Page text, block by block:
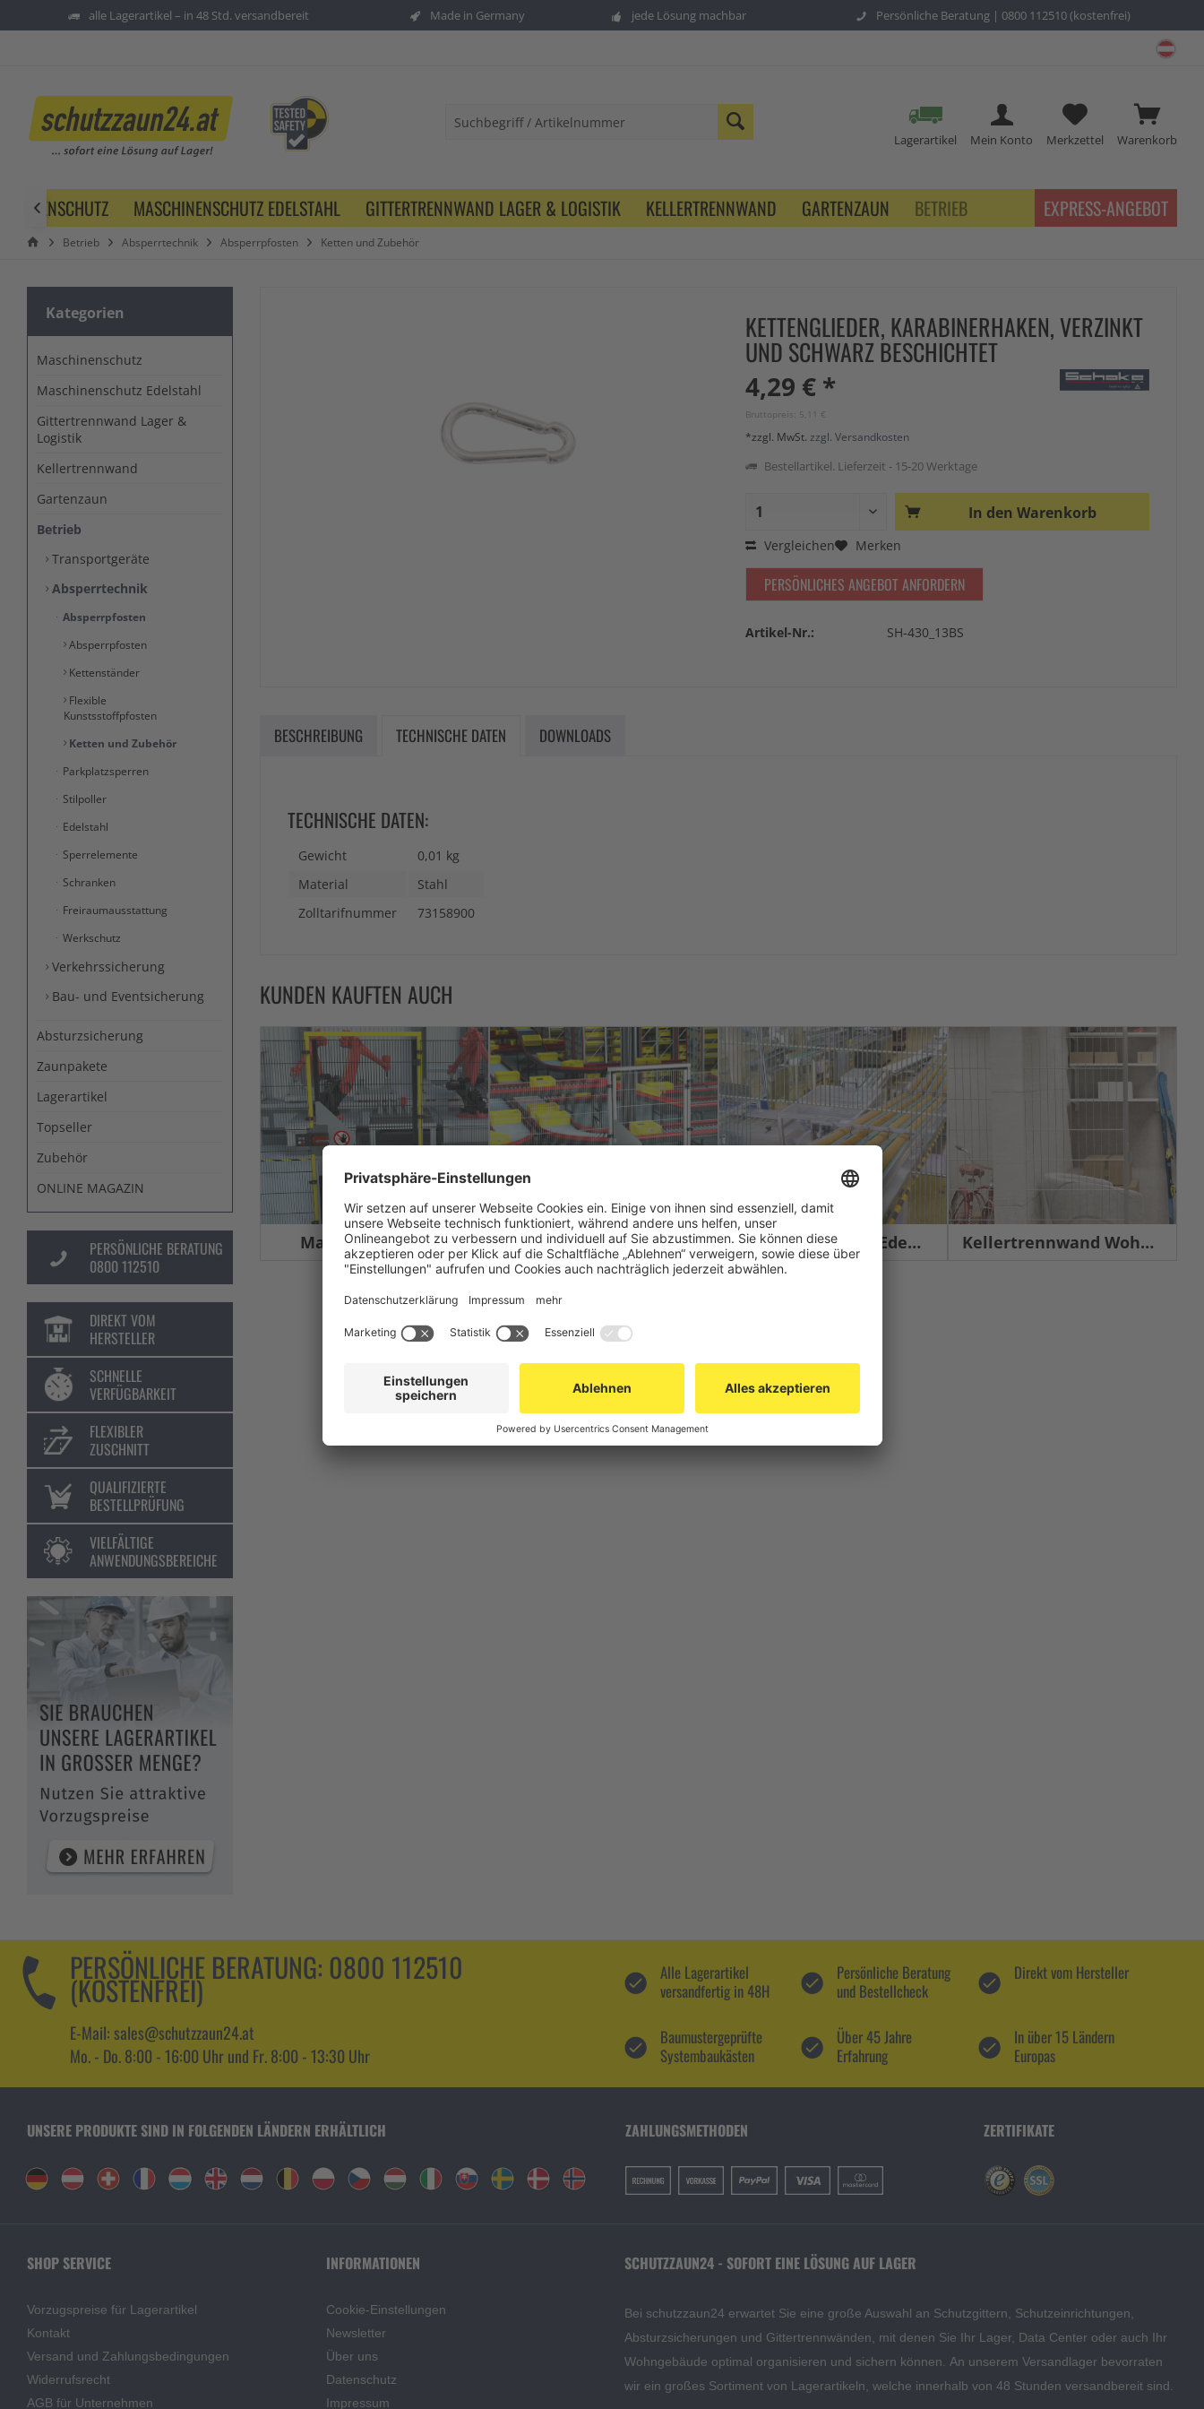
alle Lagerartikel – in 48 Std. versandbereit Made in Germany jede Lösung machbar Persönliche Beratung | 0800 112510 (kostenfrei)
Warenkorb
Merkzettel
Mein Konto
Lagerartikel
MASCHINENSCHUTZ EDELSTAHL GITTERTRENNWAND LAGER & LOGISTIK KELLERTRENNWAND GARTENZAUN BETRIEB
 EXPRESS-ANGEBOT
Betrieb Absperrtechnik Absperrpfosten Ketten und Zubehör
Kategorien
Maschinenschutz
Maschinenschutz Edelstahl
Gittertrennwand Lager &
Logistik
Kellertrennwand
Gartenzaun
Betrieb
Transportgeräte
Absperrtechnik
Absperrpfosten
Absperrpfosten
Kettenständer
Flexible
Kunstsstoffpfosten
Ketten und Zubehör
Parkplatzsperren
Stilpoller
Edelstahl
Sperrelemente
Schranken
Freiraumausstattung
Werkschutz
Verkehrssicherung
Bau- und Eventsicherung
Absturzsicherung
Zaunpakete
Lagerartikel
Topseller
Zubehör
ONLINE MAGAZIN
PERSÖNLICHE BERATUNG
0800 112510
DIREKT VOM
HERSTELLER
SCHNELLE
VERFÜGBARKEIT
FLEXIBLER
ZUSCHNITT
QUALIFIZIERTE
BESTELLPRÜFUNG
VIELFÄLTIGE
ANWENDUNGSBEREICHE
KETTENGLIEDER, KARABINERHAKEN, VERZINKT
UND SCHWARZ BESCHICHTET
4,29 € *
Bruttopreis: 5,11 €
*zzgl. MwSt. zzgl. Versandkosten
Bestellartikel. Lieferzeit - 15-20 Werktage
In den Warenkorb
Vergleichen Merken
PERSÖNLICHES ANGEBOT ANFORDERN
Artikel-Nr.: SH-430_13BS
BESCHREIBUNG TECHNISCHE DATEN DOWNLOADS
TECHNISCHE DATEN:
Gewicht
0,01 kg
Material
Stahl
Zolltarifnummer
73158900
KUNDEN KAUFTEN AUCH
Maschinenschutz Gittertrennwand Lager & Logistik Maschinenschutz Edelstahl Kellertrennwand Wohnbau
PERSÖNLICHE BERATUNG: 0800 112510
(KOSTENFREI)
E-Mail: sales@schutzzaun24.at
Mo. - Do. 8:00 - 16:00 Uhr und Fr. 8:00 - 13:30 Uhr
Alle Lagerartikel
versandfertig in 48H
Persönliche Beratung
und Bestellcheck
Direkt vom Hersteller
Baumustergeprüfte
Systembaukästen
Über 45 Jahre
Erfahrung
In über 15 Ländern
Europas
UNSERE PRODUKTE SIND IN FOLGENDEN LÄNDERN ERHÄLTLICH ZAHLUNGSMETHODEN ZERTIFIKATE
SHOP SERVICE
Vorzugspreise für Lagerartikel
Kontakt
Versand und Zahlungsbedingungen
Widerrufsrecht
AGB für Unternehmen
INFORMATIONEN
Cookie-Einstellungen
Newsletter
Über uns
Datenschutz
Impressum
SCHUTZZAUN24 - SOFORT EINE LÖSUNG AUF LAGER
Bei schutzzaun24 erwartet Sie eine große Auswahl an Schutzgittern, Schutzeinrichtungen,
Absturzsicherungen und Gittertrennwänden, mit denen Sie Ihr Lager, Data Center oder auch Ihr
Wohngebäude optimal organisieren und sichern können. An unserem Versandlager bevorraten
wir ein großes Sortiment von Lagerartikeln, welche innerhalb von 48 Stunden versandbereit sind.